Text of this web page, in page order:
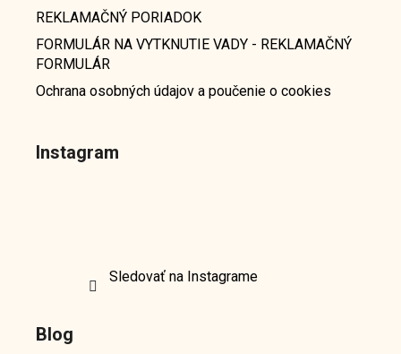
REKLAMAČNÝ PORIADOK
FORMULÁR NA VYTKNUTIE VADY - REKLAMAČNÝ
FORMULÁR
Ochrana osobných údajov a poučenie o cookies
Instagram
Sledovať na Instagrame
Blog